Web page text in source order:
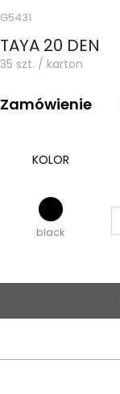
G5431
TAYA 20 DEN
35 szt. / karton
Zamówienie
KOLOR
black